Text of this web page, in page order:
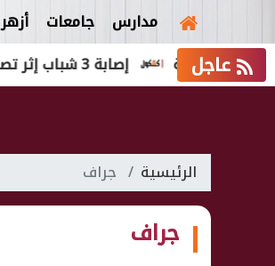
مدارس جامعات أزهر
عاجل إصابة 3 شباب إثر تصادم ملاكي وموتوسيكل على طريق ميت حديد بالدقهلية
الرئيسية جراف
جراف